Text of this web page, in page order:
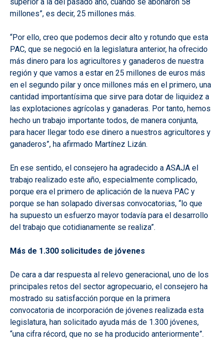
superior a la del pasado año, cuando se abonaron 58
millones”, es decir, 25 millones más.
“Por ello, creo que podemos decir alto y rotundo que esta
PAC, que se negoció en la legislatura anterior, ha ofrecido
más dinero para los agricultores y ganaderos de nuestra
región y que vamos a estar en 25 millones de euros más
en el segundo pilar y once millones más en el primero, una
cantidad importantísima que sirve para dotar de liquidez a
las explotaciones agrícolas y ganaderas. Por tanto, hemos
hecho un trabajo importante todos, de manera conjunta,
para hacer llegar todo ese dinero a nuestros agricultores y
ganaderos”, ha afirmado Martínez Lizán.
En ese sentido, el consejero ha agradecido a ASAJA el
trabajo realizado este año, especialmente complicado,
porque era el primero de aplicación de la nueva PAC y
porque se han solapado diversas convocatorias, “lo que
ha supuesto un esfuerzo mayor todavía para el desarrollo
del trabajo que cotidianamente se realiza”.
Más de 1.300 solicitudes de jóvenes
De cara a dar respuesta al relevo generacional, uno de los
principales retos del sector agropecuario, el consejero ha
mostrado su satisfacción porque en la primera
convocatoria de incorporación de jóvenes realizada esta
legislatura, han solicitado ayuda más de 1.300 jóvenes,
“una cifra récord, que no se ha producido anteriormente”.